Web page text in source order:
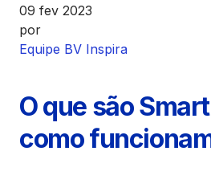
Financiamentos
09 fev 2023
por
Equipe BV Inspira
O que são
como